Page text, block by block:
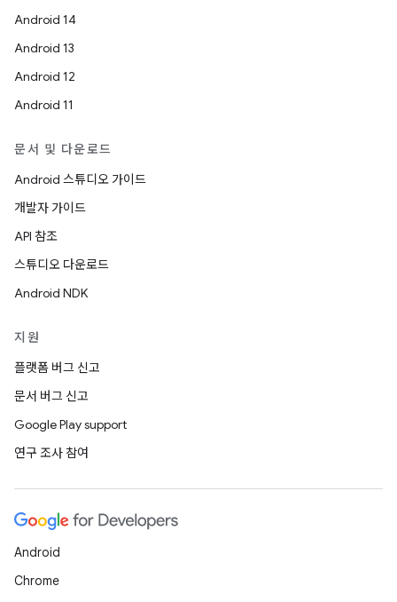
Android 14
Android 13
Android 12
Android 11
문서 및 다운로드
Android 스튜디오 가이드
개발자 가이드
API 참조
스튜디오 다운로드
Android NDK
지원
플랫폼 버그 신고
문서 버그 신고
Google Play support
연구 조사 참여
Android
Chrome